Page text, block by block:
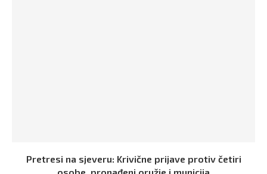
Pretresi na sjeveru: Krivične prijave protiv četiri